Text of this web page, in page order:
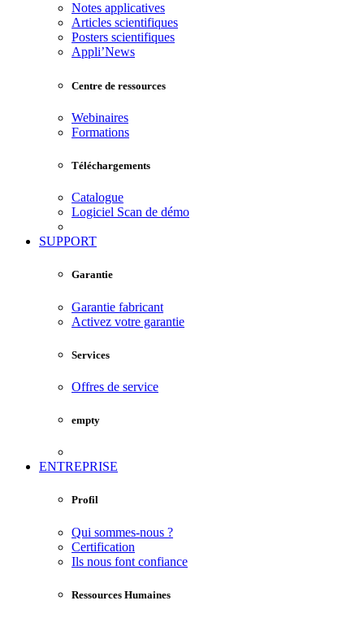
Notes applicatives
Articles scientifiques
Posters scientifiques
Appli’News
Centre de ressources
Webinaires
Formations
Téléchargements
Catalogue
Logiciel Scan de démo
SUPPORT
Garantie
Garantie fabricant
Activez votre garantie
Services
Offres de service
empty
ENTREPRISE
Profil
Qui sommes-nous ?
Certification
Ils nous font confiance
Ressources Humaines